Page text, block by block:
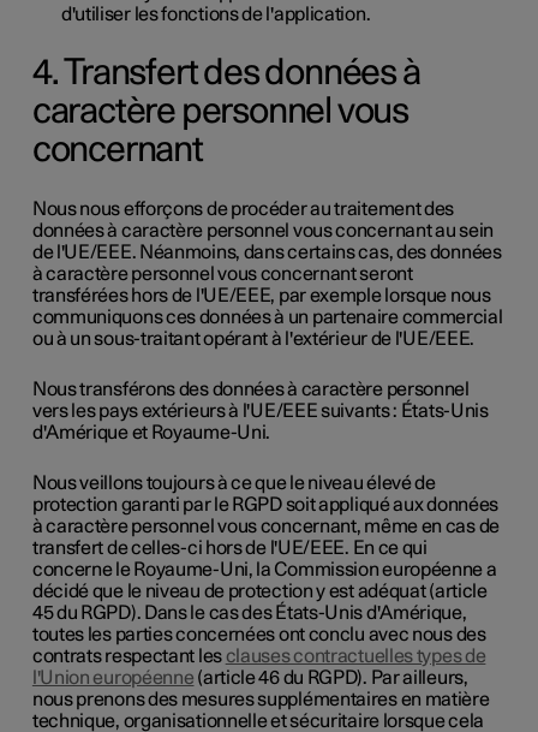
d'utiliser les fonctions de l'application.
4. Transfert des données à
caractère personnel vous
concernant
Nous nous efforçons de procéder au traitement des
données à caractère personnel vous concernant au sein
de l'UE/EEE. Néanmoins, dans certains cas, des données
à caractère personnel vous concernant seront
transférées hors de l'UE/EEE, par exemple lorsque nous
communiquons ces données à un partenaire commercial
ou à un sous-traitant opérant à l'extérieur de l'UE/EEE.
Nous transférons des données à caractère personnel
vers les pays extérieurs à l'UE/EEE suivants : États-Unis
d'Amérique et Royaume-Uni.
Nous veillons toujours à ce que le niveau élevé de
protection garanti par le RGPD soit appliqué aux données
à caractère personnel vous concernant, même en cas de
transfert de celles-ci hors de l'UE/EEE. En ce qui
concerne le Royaume-Uni, la Commission européenne a
décidé que le niveau de protection y est adéquat (article
45 du RGPD). Dans le cas des États-Unis d'Amérique,
toutes les parties concernées ont conclu avec nous des
contrats respectant lesclauses contractuelles types de
l'Union européenne (article 46 du RGPD). Par ailleurs,
nous prenons des mesures supplémentaires en matière
technique, organisationnelle et sécuritaire lorsque cela